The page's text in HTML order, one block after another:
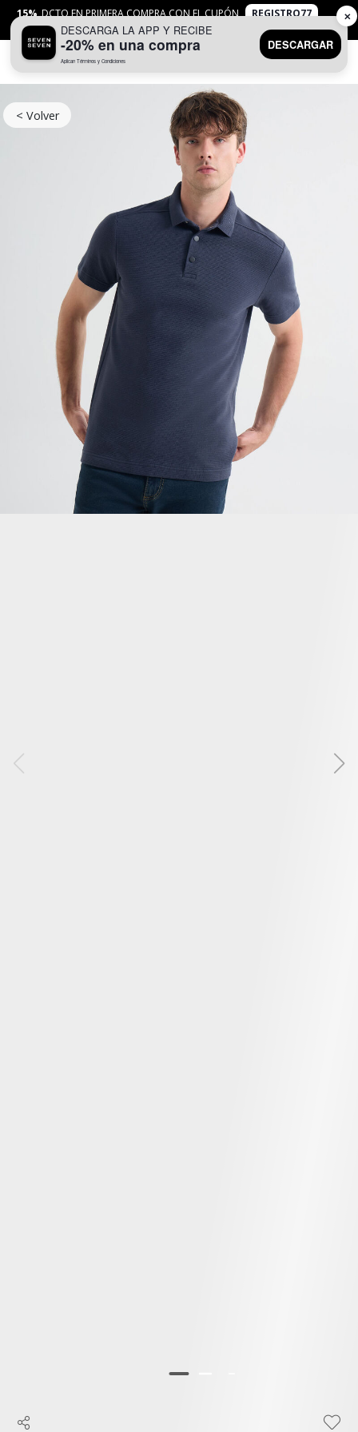
15% DCTO EN PRIMERA COMPRA CON EL CUPÓN
REGISTRO77
APLICANTYC
< Volver
DESCARGA LA APP Y RECIBE
-20% en una compra
Aplican Términos y Condiciones
DESCARGAR
✕